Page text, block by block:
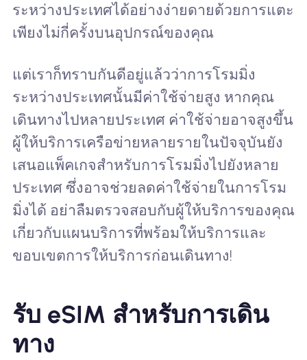
ระหว่างประเทศได้อย่างง่ายดายด้วยการแตะ
เพียงไม่กี่ครั้งบนอุปกรณ์ของคุณ
แต่เราก็ทราบกันดีอยู่แล้วว่าการโรมมิ่ง
ระหว่างประเทศนั้นมีค่าใช้จ่ายสูง หากคุณ
เดินทางไปหลายประเทศ ค่าใช้จ่ายอาจสูงขึ้น
ผู้ให้บริการเครือข่ายหลายรายในปัจจุบันยัง
เสนอแพ็คเกจสำหรับการโรมมิ่งไปยังหลาย
ประเทศ ซึ่งอาจช่วยลดค่าใช้จ่ายในการโรม
มิ่งได้ อย่าลืมตรวจสอบกับผู้ให้บริการของคุณ
เกี่ยวกับแผนบริการที่พร้อมให้บริการและ
ขอบเขตการให้บริการก่อนเดินทาง!
รับ eSIM สำหรับการเดิน
ทาง